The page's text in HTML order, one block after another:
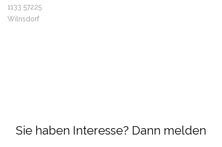
1133 57225
Wilnsdorf
Sie haben Interesse? Dann melden